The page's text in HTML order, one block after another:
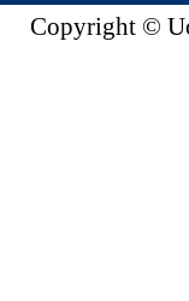
Copyright ©